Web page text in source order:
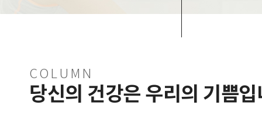
COLUMN
당신의 건강은 우리의 기쁨